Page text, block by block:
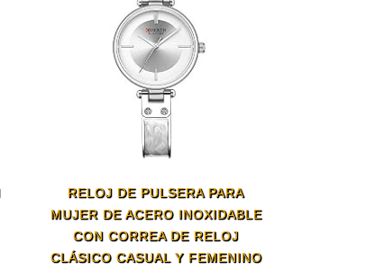
RELOJ DE PULSERA PARA
MUJER DE ACERO INOXIDABLE
CON CORREA DE RELOJ
CLÁSICO CASUAL Y FEMENINO